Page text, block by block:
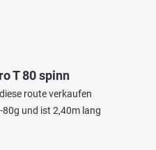
T 80 spinn
route verkaufen
und ist 2,40m lang